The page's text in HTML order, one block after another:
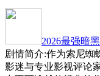
2026最强暗
剧情简介:作为索尼蜘
影迷与专业影视评论